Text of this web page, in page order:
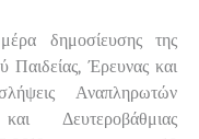
δημοσίευσης της
Έρευνας και
Αναπληρωτών
Δευτεροβάθμιας